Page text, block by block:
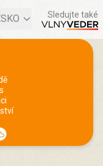
Sledujte také